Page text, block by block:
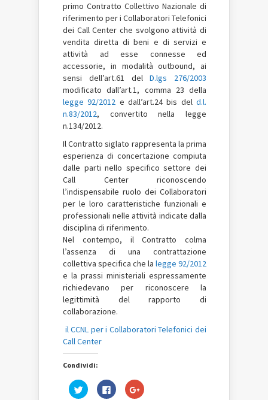
primo Contratto Collettivo Nazionale di
riferimento per i Collaboratori Telefonici
dei Call Center che svolgono attività di
vendita diretta di beni e di servizi e
attività ad esse connesse ed
accessorie, in modalità outbound, ai
sensi dell’art.61 delD.lgs 276/2003
modificato dall’art.1, comma 23 della
legge 92/2012 e dall’art.24 bis deld.l.
n.83/2012, convertito nella legge
n.134/2012.
Il Contratto siglato rappresenta la prima
esperienza di concertazione compiuta
dalle parti nello specifico settore dei
Call Center riconoscendo
l’indispensabile ruolo dei Collaboratori
per le loro caratteristiche funzionali e
professionali nelle attività indicate dalla
disciplina di riferimento.
Nel contempo, il Contratto colma
l’assenza di una contrattazione
collettiva specifica che la legge 92/2012
e la prassi ministeriali espressamente
richiedevano per riconoscere la
legittimità del rapporto di
collaborazione.
il CCNL per i Collaboratori Telefonici dei
Call Center
Condividi:
Fai
clic
Fai
clic
Fai
clic